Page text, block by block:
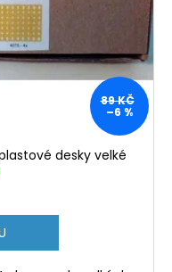
89 KČ
–6 %
desky velké